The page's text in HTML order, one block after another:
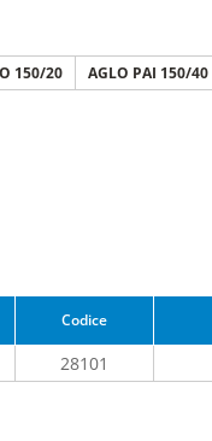
150/20 AGLO PAI 150/40
Codice
28101